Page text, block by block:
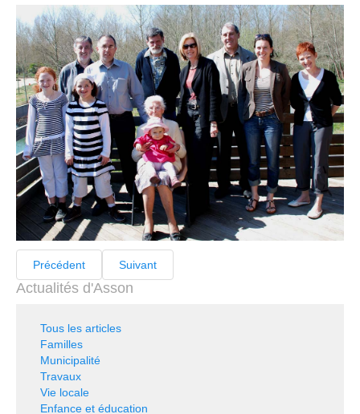
Précédent Suivant
Actualités d'Asson
Tous les articles
Familles
Municipalité
Travaux
Vie locale
Enfance et éducation